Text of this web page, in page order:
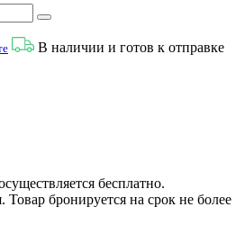
В наличии и готов к отправке
бесплатно.
Товар бронируется на срок не более